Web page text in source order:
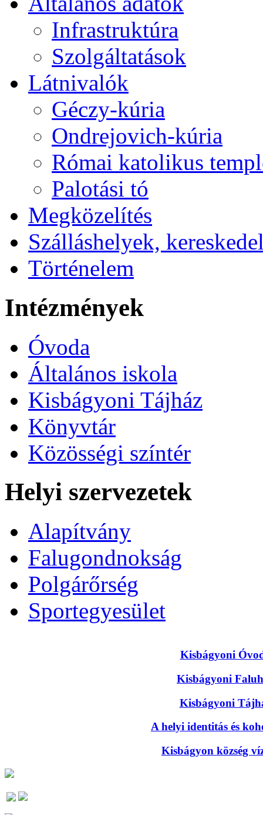
Infrastruktúra
Szolgáltatások
Látnivalók
Géczy-kúria
Ondrejovich-kúria
Római katolikus
Palotási tó
Megközelítés
Szálláshelyek,
Történelem
Intézmények
Óvoda
Általános iskola
Kisbágyoni Tájház
Könyvtár
Közösségi színtér
Helyi szervezetek
Alapítvány
Falugondnokság
Polgárőrség
Sportegyesület
Kisbágyoni
Kisbágyoni
Kisbágyoni
A helyi identitás és
Kisbágyon község